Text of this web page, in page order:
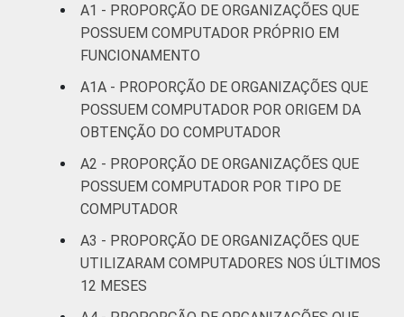
Educação, e
Pesquisa
27
Desenvolvimento
e Defesa de
Direitos
43 1
Religião 48
assistência
social
18 5
A1 - PROPORÇÃO DE ORGANIZAÇÕES QUE
POSSUEM COMPUTADOR PRÓPRIO EM
FUNCIONAMENTO
A1A - PROPORÇÃO DE ORGANIZAÇÕES QUE
POSSUEM COMPUTADOR POR ORIGEM DA
OBTENÇÃO DO COMPUTADOR
A2 - PROPORÇÃO DE ORGANIZAÇÕES QUE
POSSUEM COMPUTADOR POR TIPO DE
COMPUTADOR
A3 - PROPORÇÃO DE ORGANIZAÇÕES QUE
UTILIZARAM COMPUTADORES NOS ÚLTIMOS
12 MESES